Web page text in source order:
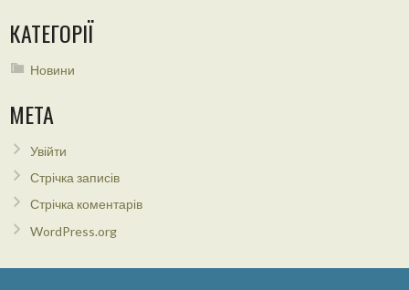
КАТЕГОРІЇ
Новини
МЕТА
Увійти
Стрічка записів
Стрічка коментарів
WordPress.org